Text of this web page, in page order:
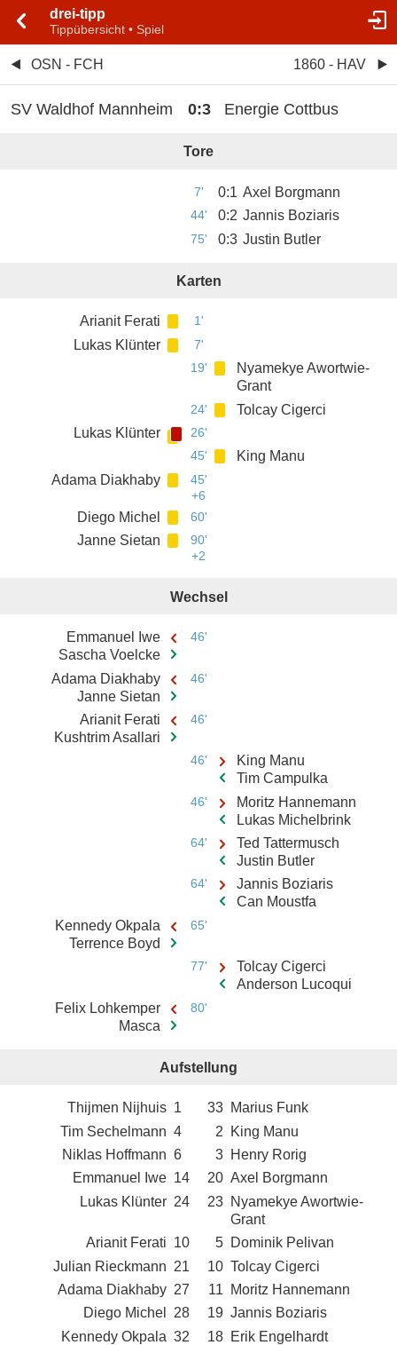
drei-tipp
Tippübersicht • Spiel
OSN - FCH 1860 - HAV
SV Waldhof Mannheim 0:3 Energie Cottbus
Tore
7' 0:1 Axel Borgmann
44' 0:2 Jannis Boziaris
75' 0:3 Justin Butler
Karten
Arianit Ferati 1'
Lukas Klünter
7'
19'
Nyamekye Awortwie-
Grant
24'
Tolcay Cigerci
Lukas Klünter
26'
45'
King Manu
Adama Diakhaby
45'
+6
Diego Michel 60'
Janne Sietan
90'
+2
Wechsel
Emmanuel Iwe
Sascha Voelcke
46'
Adama Diakhaby
Janne Sietan
46'
Arianit Ferati
Kushtrim Asallari
46'
46'
King Manu
Tim Campulka
46'
Moritz Hannemann
Lukas Michelbrink
64'
Ted Tattermusch
Justin Butler
64'
Jannis Boziaris
Can Moustfa
Kennedy Okpala
Terrence Boyd
65'
77'
Tolcay Cigerci
Anderson Lucoqui
Felix Lohkemper
Masca
80'
Aufstellung
Thijmen Nijhuis 1 33 Marius Funk
Tim Sechelmann 4 2
King Manu
Niklas Hoffmann 6 3 Henry Rorig
Emmanuel Iwe 14 20 Axel Borgmann
Lukas Klünter 24 23 Nyamekye Awortwie-
Grant
Arianit Ferati 10 5 Dominik Pelivan
Julian Rieckmann 21 10 Tolcay Cigerci
Adama Diakhaby 27 11
Moritz Hannemann
Diego Michel
28 19 Jannis Boziaris
Kennedy Okpala 32 18 Erik Engelhardt